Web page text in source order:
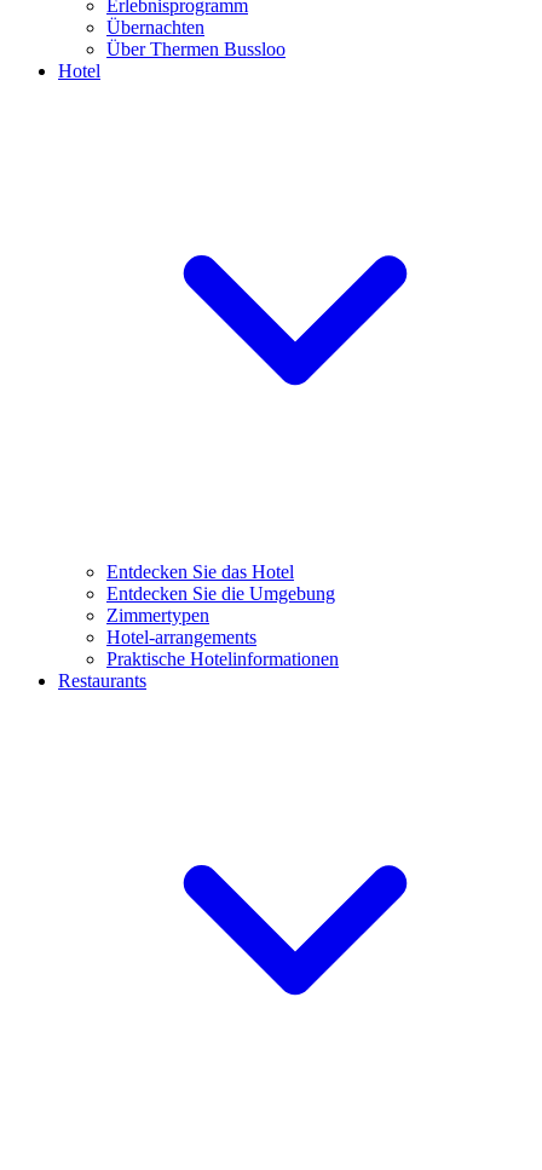
Erlebnisprogramm
Übernachten
Über Thermen Bussloo
Hotel
Entdecken Sie das Hotel
Entdecken Sie die Umgebung
Zimmertypen
Hotel-arrangements
Praktische Hotelinformationen
Restaurants